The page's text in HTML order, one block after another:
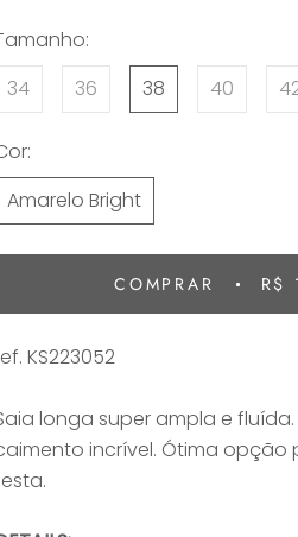
34
36 38 40
Amarelo Bright
COMPRAR R$
KS223052
longa super ampla e
incrível. Ótima opção